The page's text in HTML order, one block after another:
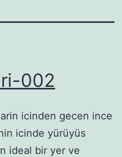
002
icinden gecen ince
icinde yürüyüs
ideal bir yer ve